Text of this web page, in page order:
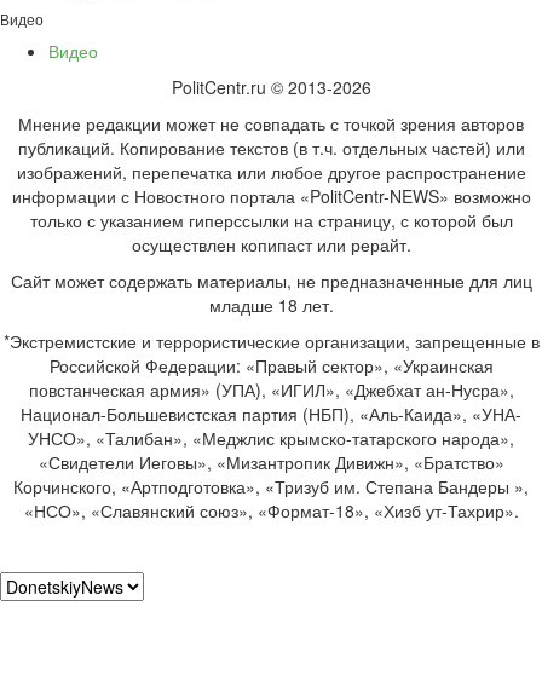
Видео
Видео
PolitCentr.ru © 2013-2026
Мнение редакции может не совпадать с точкой зрения авторов
публикаций. Копирование текстов (в т.ч. отдельных частей) или
изображений, перепечатка или любое другое распространение
информации с Новостного портала «PolitCentr-NEWS» возможно
только с указанием гиперссылки на страницу, с которой был
осуществлен копипаст или рерайт.
Сайт может содержать материалы, не предназначенные для лиц
младше 18 лет.
*Экстремистские и террористические организации, запрещенные в
Российской Федерации: «Правый сектор», «Украинская
повстанческая армия» (УПА), «ИГИЛ», «Джебхат ан-Нусра»,
Национал-Большевистская партия (НБП), «Аль-Каида», «УНА-
УНСО», «Талибан», «Меджлис крымско-татарского народа»,
«Свидетели Иеговы», «Мизантропик Дивижн», «Братство»
Корчинского, «Артподготовка», «Тризуб им. Степана Бандеры »,
«НСО», «Славянский союз», «Формат-18», «Хизб ут-Тахрир».